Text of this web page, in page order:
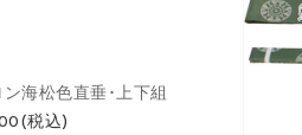
ン海松色直垂･上下組
(税込)